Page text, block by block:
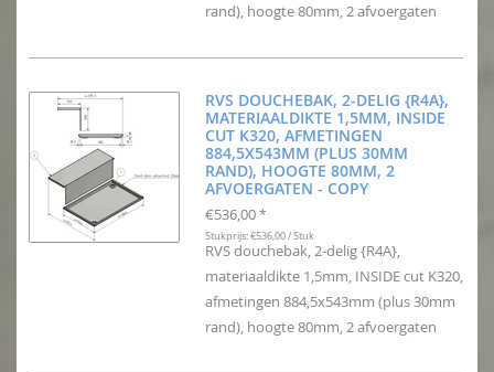
rand), hoogte 80mm, 2 afvoergaten
RVS DOUCHEBAK, 2-DELIG {R4A},
MATERIAALDIKTE 1,5MM, INSIDE
CUT K320, AFMETINGEN
884,5X543MM (PLUS 30MM
RAND), HOOGTE 80MM, 2
AFVOERGATEN - COPY
€536,00 *
Stukprijs: €536,00 / Stuk
RVS douchebak, 2-delig {R4A},
materiaaldikte 1,5mm, INSIDE cut K320,
afmetingen 884,5x543mm (plus 30mm
rand), hoogte 80mm, 2 afvoergaten